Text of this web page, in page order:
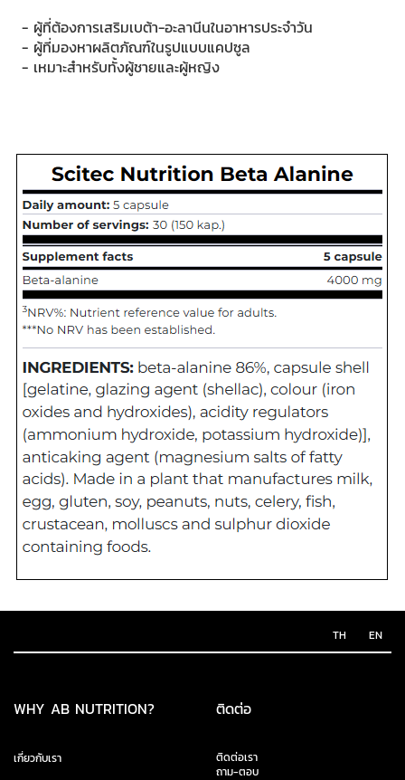
- ผู้ที่ต้องการเสริมเบต้า-อะลานีนในอาหารประจำวัน
- ผู้ที่มองหาผลิตภัณฑ์ในรูปแบบแคปซูล
- เหมาะสำหรับทั้งผู้ชายและผู้หญิง
TH EN
WHY AB NUTRITION?
เกี่ยวกับเรา
ติดต่อ
ติดต่อเรา
ถาม-ตอบ